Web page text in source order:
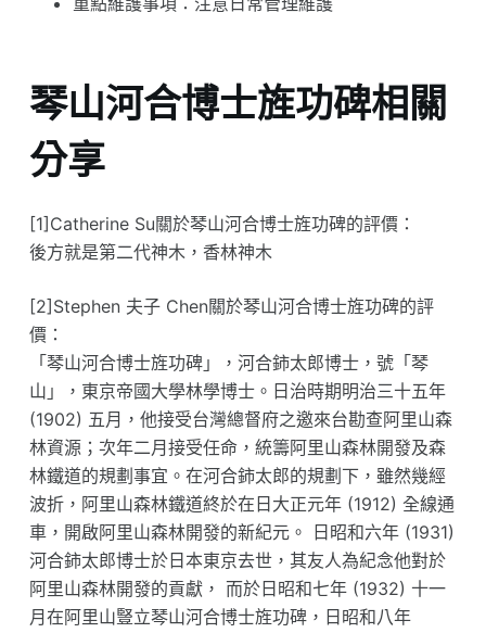
琴山河合博士旌功碑相關
分享
[1]Catherine Su關於琴山河合博士旌功碑的評價：
後方就是第二代神木，香林神木
[2]Stephen 夫子 Chen關於琴山河合博士旌功碑的評
價：
「琴山河合博士旌功碑」，河合鈰太郎博士，號「琴
山」，東京帝國大學林學博士。日治時期明治三十五年
(1902) 五月，他接受台灣總督府之邀來台勘查阿里山森
林資源；次年二月接受任命，統籌阿里山森林開發及森
林鐵道的規劃事宜。在河合鈰太郎的規劃下，雖然幾經
波折，阿里山森林鐵道終於在日大正元年 (1912) 全線通
車，開啟阿里山森林開發的新紀元。 日昭和六年 (1931)
河合鈰太郎博士於日本東京去世，其友人為紀念他對於
阿里山森林開發的貢獻， 而於日昭和七年 (1932) 十一
月在阿里山豎立琴山河合博士旌功碑，日昭和八年